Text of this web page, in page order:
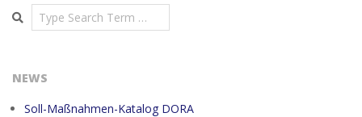
Search
NEWS
Soll-Maßnahmen-Katalog DORA